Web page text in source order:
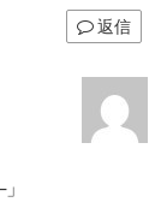
返信